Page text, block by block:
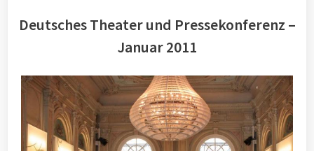
Deutsches Theater und Pressekonferenz –
Januar 2011